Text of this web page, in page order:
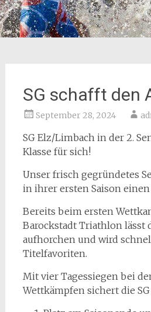
SG schafft den
September 28, 2024
SG Elz/Limbach in der 2.
Klasse für sich!
Unser frisch gegründetes
in ihrer ersten Saison
Bereits beim ersten
Barockstadt Triathlon lässt
aufhorchen und wird
Titelfavoriten.
Mit vier Tagessiegen bei
Wettkämpfen sichert die